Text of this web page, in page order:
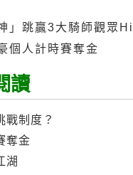
」跳贏3大騎師觀眾
個人計時賽奪金
讀
戰制度？
奪金
湖